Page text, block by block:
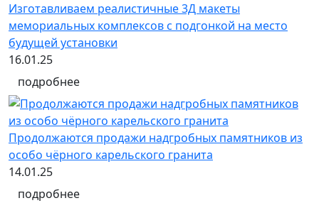
Изготавливаем реалистичные 3Д макеты
мемориальных комплексов с подгонкой на место
будущей установки
16.01.25
подробнее
Продолжаются продажи надгробных памятников из
особо чёрного карельского гранита
14.01.25
подробнее